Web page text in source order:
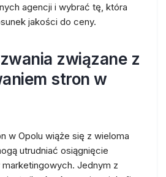
agencji i wybrać tę, która
jakości do ceny.
związane z
stron w
w Opolu wiąże się z wieloma
utrudniać osiągnięcie
Jednym z